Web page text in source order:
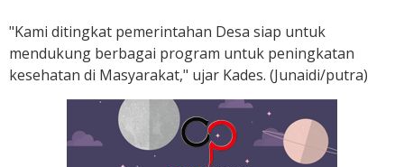
"Kami ditingkat pemerintahan Desa siap untuk
mendukung berbagai program untuk peningkatan
kesehatan di Masyarakat," ujar Kades. (Junaidi/putra)